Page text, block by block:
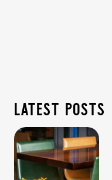
latest posts